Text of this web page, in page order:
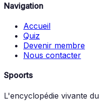
Navigation
Accueil
Quiz
Devenir membre
Nous contacter
Spoorts
L'encyclopédie vivante